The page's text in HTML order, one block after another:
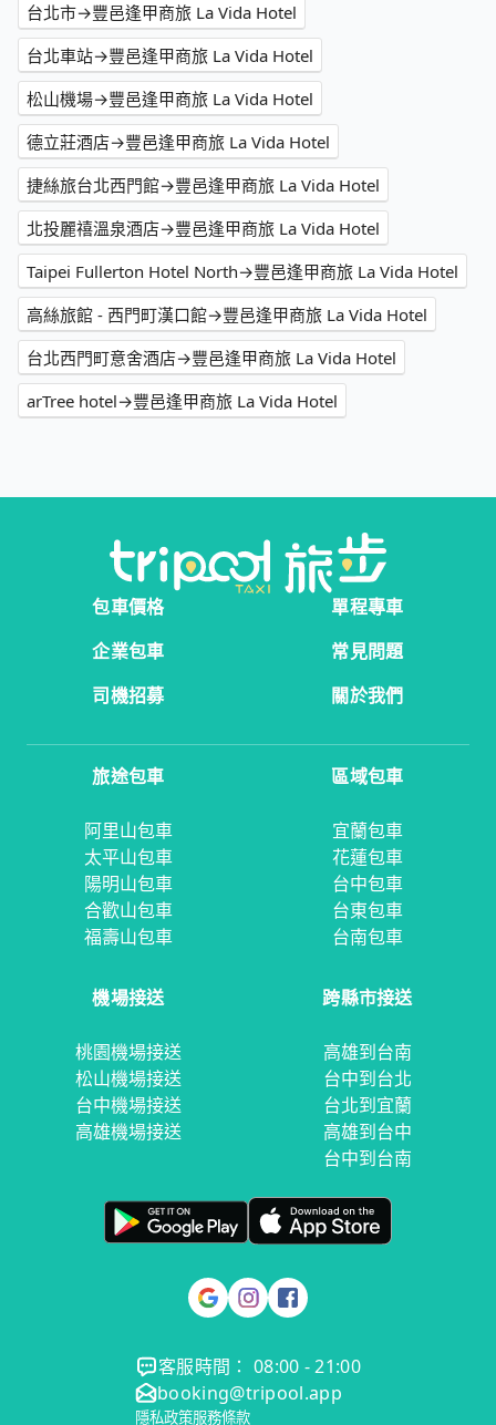
台北市→豐邑逢甲商旅 La Vida Hotel
台北車站→豐邑逢甲商旅 La Vida Hotel
松山機場→豐邑逢甲商旅 La Vida Hotel
德立莊酒店→豐邑逢甲商旅 La Vida Hotel
捷絲旅台北西門館→豐邑逢甲商旅 La Vida Hotel
北投麗禧溫泉酒店→豐邑逢甲商旅 La Vida Hotel
Taipei Fullerton Hotel North→豐邑逢甲商旅 La Vida Hotel
高絲旅館 - 西門町漢口館→豐邑逢甲商旅 La Vida Hotel
台北西門町意舍酒店→豐邑逢甲商旅 La Vida Hotel
arTree hotel→豐邑逢甲商旅 La Vida Hotel
包車價格
單程專車
企業包車
常見問題
司機招募
關於我們
旅途包車
阿里山包車
太平山包車
陽明山包車
合歡山包車
福壽山包車
區域包車
宜蘭包車
花蓮包車
台中包車
台東包車
台南包車
機場接送
桃園機場接送
松山機場接送
台中機場接送
高雄機場接送
跨縣市接送
高雄到台南
台中到台北
台北到宜蘭
高雄到台中
台中到台南
客服時間： 08:00 - 21:00
booking@tripool.app
隱私政策服務條款